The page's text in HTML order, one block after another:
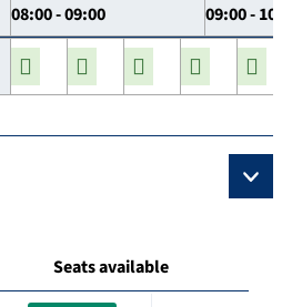
08:00 - 09:00 09:00 -
Seats available